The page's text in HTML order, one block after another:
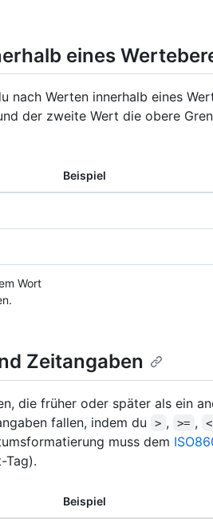
eines
nach Werten innerhalb eines
der zweite Wert die obere
Beispiel
Wort
Zeitangaben
die früher oder später als ein
fallen, indem du
> , >= , <
muss dem
Tag).
Beispiel